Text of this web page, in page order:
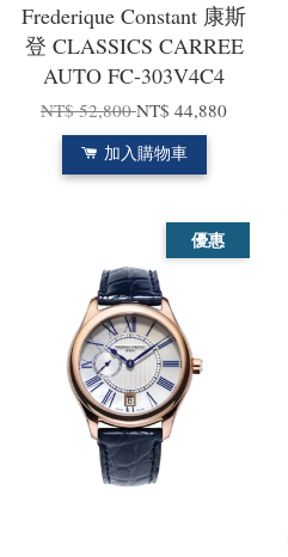
Frederique Constant 康斯
登 CLASSICS CARREE
AUTO FC-303V4C4
NT$ 52,800NT$ 44,880
加入購物車
優惠